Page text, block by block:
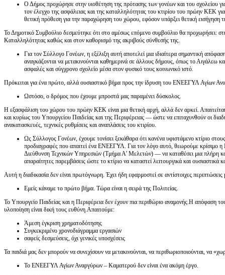
Ο Δήμος προχώρησε στην υιοθέτηση της πρότασης των γονέων και του σχολείου
τον έλεγχο της ασφάλειας και της καταλληλότητας του κτιρίου του πρώην
θετική πρόθεση για την παραχώρηση του χώρου, εφόσον υπάρξει θετική εισήγηση
Το Δημοτικό Συμβούλιο δεσμεύτηκε ότι στο αμέσως επόμενο συμβούλιο θα προχωρήσει:
Καταλληλότητας καθώς και στον καθορισμό της ακριβούς σύνθεσής της.
Για τον Σύλλογο Γονέων, η εξέλιξη αυτή αποτελεί μια ιδιαίτερα σημαντική
αναγκάζονται να μετακινούνται καθημερινά σε άλλους δήμους, όπως το Αιγάλεω
ασφαλές και σύγχρονο σχολείο μέσα στον φυσικό τους κοινωνικό ιστό.
Πρόκειται για ένα πρώτο, αλλά ουσιαστικό βήμα προς την ίδρυση του ΕΝΕΕΓΥΛ Αγίων
Ωστόσο, ο δρόμος που έχουμε μπροστά μας παραμένει δύσκολος.
Η εξασφάλιση του χώρου του πρώην ΚΕΚ είναι μια θετική αρχή, αλλά δεν αρκεί.
και κυρίως του Υπουργείου Παιδείας και της Περιφέρειας — ώστε να επιταχυνθούν οι
ανακατασκευές, τεχνικές ρυθμίσεις και αναπλάσεις του κτιρίου.
Ως Σύλλογος Γονέων, έχουμε τονίσει ξεκάθαρα ότι κανένα υφιστάμενο κτίριο
προδιαγραφές που απαιτεί ένα ΕΝΕΕΓΥΛ. Για τον λόγο αυτό, θεωρούμε κρίσιμο
Διεύθυνση Τεχνικών Υπηρεσιών (Τμήμα Α’ Μελετών) — να καταθέσει μια πλήρη
απαραίτητες παρεμβάσεις ώστε το κτίριο να καταστεί λειτουργικά και ουσιαστικά
Αυτή η διαδικασία δεν είναι πρωτόγνωρη. Έχει ήδη εφαρμοστεί σε αντίστοιχες
Εμείς κάναμε το πρώτο βήμα. Τώρα είναι η σειρά της Πολιτείας.
Το Υπουργείο Παιδείας και η Περιφέρεια δεν έχουν πια περιθώριο αναμονής.Η απόφαση
υλοποίηση είναι δική τους ευθύνη.Απαιτούμε:
Άμεση έγκριση χρηματοδότησης
Συγκεκριμένο χρονοδιάγραμμα εργασιών
σαφείς δεσμεύσεις, όχι γενικές υποσχέσεις
Τα παιδιά μας δεν μπορούν να συνεχίσουν να μετακινούνται, να περιθωριοποιούνται, να
Το ΕΝΕΕΓΥΛ Αγίων Αναργύρων – Καματερού δεν είναι ένα ακόμη έργο.